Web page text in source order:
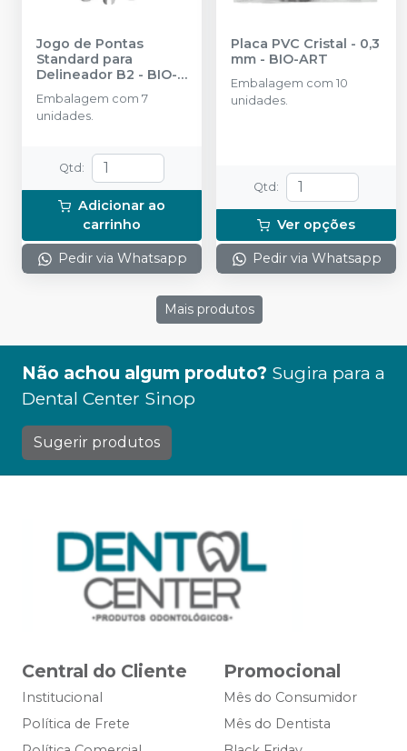
Jogo de Pontas
Standard para
Delineador B2 - BIO-
ART
Embalagem com 7
unidades.
Qtd :
Adicionar ao
carrinho
Pedir via Whatsapp
Placa PVC Cristal - 0,3
mm - BIO-ART
Embalagem com 10
unidades.
Qtd :
Ver opções
Pedir via Whatsapp
Mais produtos
Não achou algum produto? Sugira para a
Dental Center Sinop
Sugerir produtos
Central do Cliente
Institucional
Política de Frete
Promocional
Mês do Consumidor
Mês do Dentista